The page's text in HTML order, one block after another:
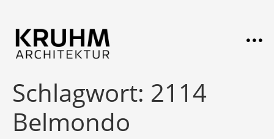
Schlagwort: 2114
Belmondo